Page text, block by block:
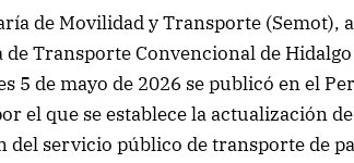
de Movilidad y Transporte (Semot),
de Transporte Convencional de
5 de mayo de 2026 se publicó en el
el que se establece la actualización
del servicio público de transporte de